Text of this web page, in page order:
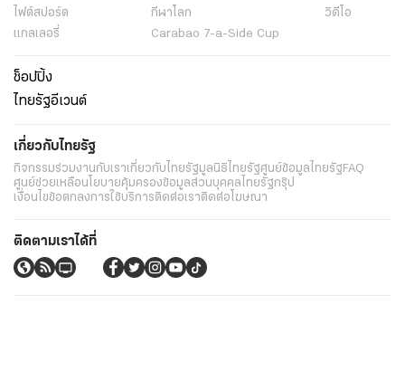
ไฟต์สปอร์ต
กีฬาโลก
วิดีโอ
แกลเลอรี่
Carabao 7-a-Side Cup
ช็อปปิ้ง
ไทยรัฐอีเวนต์
เกี่ยวกับไทยรัฐ
กิจกรรมร่วมงานกับเราเกี่ยวกับไทยรัฐมูลนิธิไทยรัฐศูนย์ข้อมูลไทยรัฐFAQ
ศูนย์ช่วยเหลือนโยบายคุ้มครองข้อมูลส่วนบุคคลไทยรัฐกรุ๊ป
เงื่อนไขข้อตกลงการใช้บริการติดต่อเราติดต่อโฆษณา
ติดตามเราได้ที่